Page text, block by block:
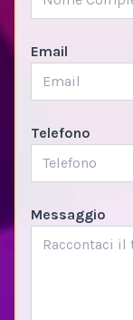
Email
Telefono
Messaggio